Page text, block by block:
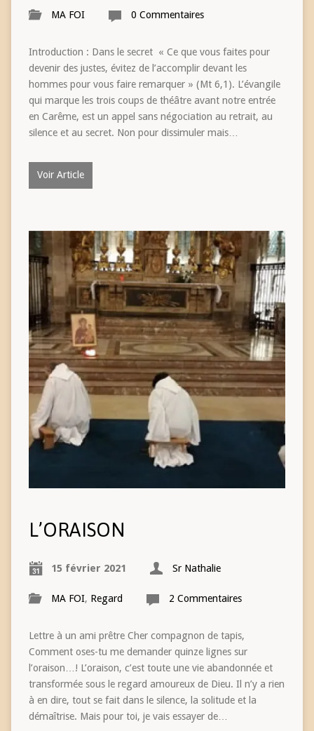
MA FOI 0 Commentaires
Introduction : Dans le secret « Ce que vous faites pour
devenir des justes, évitez de l’accomplir devant les
hommes pour vous faire remarquer » (Mt 6,1). L’évangile
qui marque les trois coups de théâtre avant notre entrée
en Carême, est un appel sans négociation au retrait, au
silence et au secret. Non pour dissimuler mais…
Voir Article
L’ORAISON
15 février 2021 Sr Nathalie
MA FOI, Regard 2 Commentaires
Lettre à un ami prêtre Cher compagnon de tapis,
Comment oses-tu me demander quinze lignes sur
l’oraison…! L’oraison, c’est toute une vie abandonnée et
transformée sous le regard amoureux de Dieu. Il n’y a rien
à en dire, tout se fait dans le silence, la solitude et la
démaîtrise. Mais pour toi, je vais essayer de…